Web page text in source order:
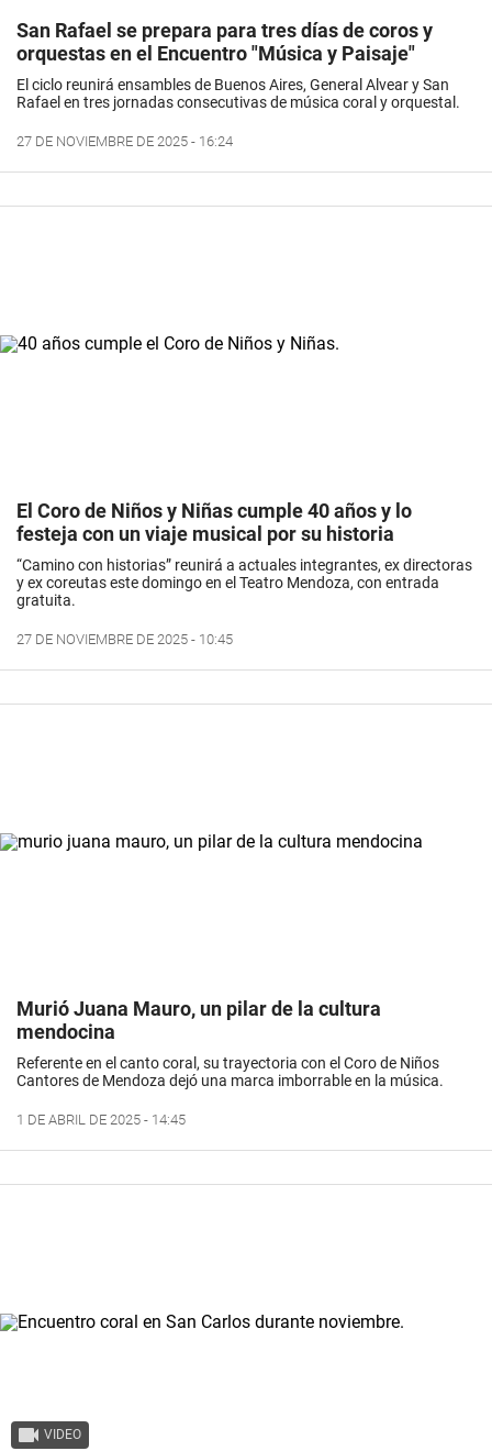
San Rafael se prepara para tres días de coros y
orquestas en el Encuentro "Música y Paisaje"
El ciclo reunirá ensambles de Buenos Aires, General Alvear y San
Rafael en tres jornadas consecutivas de música coral y orquestal.
27 DE NOVIEMBRE DE 2025 - 16:24
El Coro de Niños y Niñas cumple 40 años y lo
festeja con un viaje musical por su historia
“Camino con historias” reunirá a actuales integrantes, ex directoras
y ex coreutas este domingo en el Teatro Mendoza, con entrada
gratuita.
27 DE NOVIEMBRE DE 2025 - 10:45
Murió Juana Mauro, un pilar de la cultura
mendocina
Referente en el canto coral, su trayectoria con el Coro de Niños
Cantores de Mendoza dejó una marca imborrable en la música.
1 DE ABRIL DE 2025 - 14:45
VIDEO